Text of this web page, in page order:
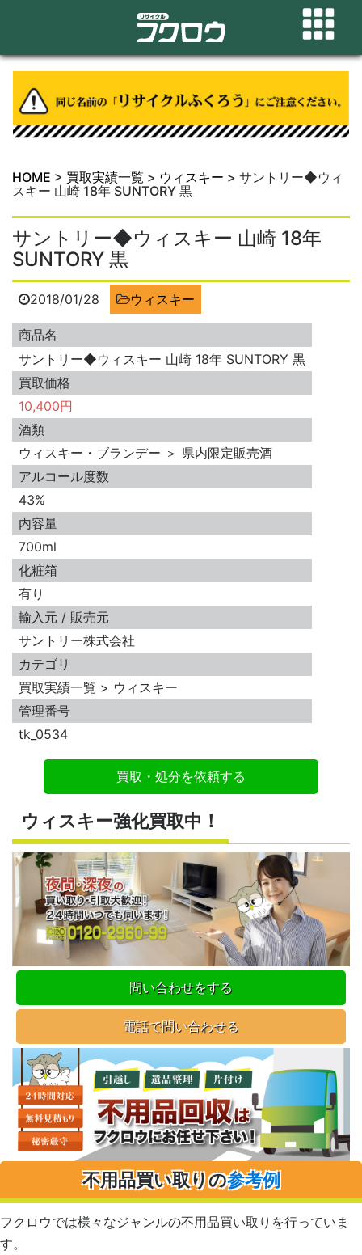
HOME > 買取実績一覧 > ウィスキー > サントリー◆ウィ
スキー 山崎 18年 SUNTORY 黒
サントリー◆ウィスキー 山崎 18年
SUNTORY 黒
2018/01/28 ウィスキー
商品名
サントリー◆ウィスキー 山崎 18年 SUNTORY 黒
買取価格
10,400円
酒類
ウィスキー・ブランデー ＞ 県内限定販売酒
アルコール度数
43%
内容量
700ml
化粧箱
有り
輸入元 / 販売元
サントリー株式会社
カテゴリ
買取実績一覧 > ウィスキー
管理番号
tk_0534
買取・処分を依頼する
ウィスキー強化買取中！
問い合わせをする
電話で問い合わせる
不用品買い取りの参考例
フクロウでは様々なジャンルの不用品買い取りを行っていま
す。